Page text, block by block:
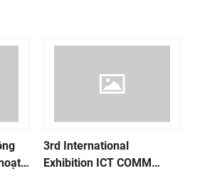
3rd International
Exhibition ICT COMM